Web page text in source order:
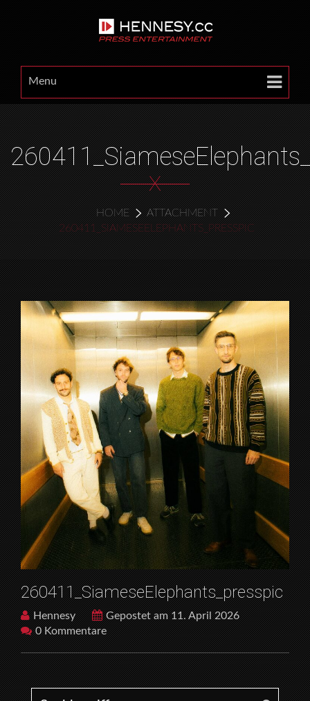
Menu
X
HOME
ATTACHMENT
260411_SIAMESEELEPHANTS_PRESSPIC
260411_SiameseElephants_presspic
Hennesy
Gepostet am 11. April 2026
0 Kommentare
Search for: